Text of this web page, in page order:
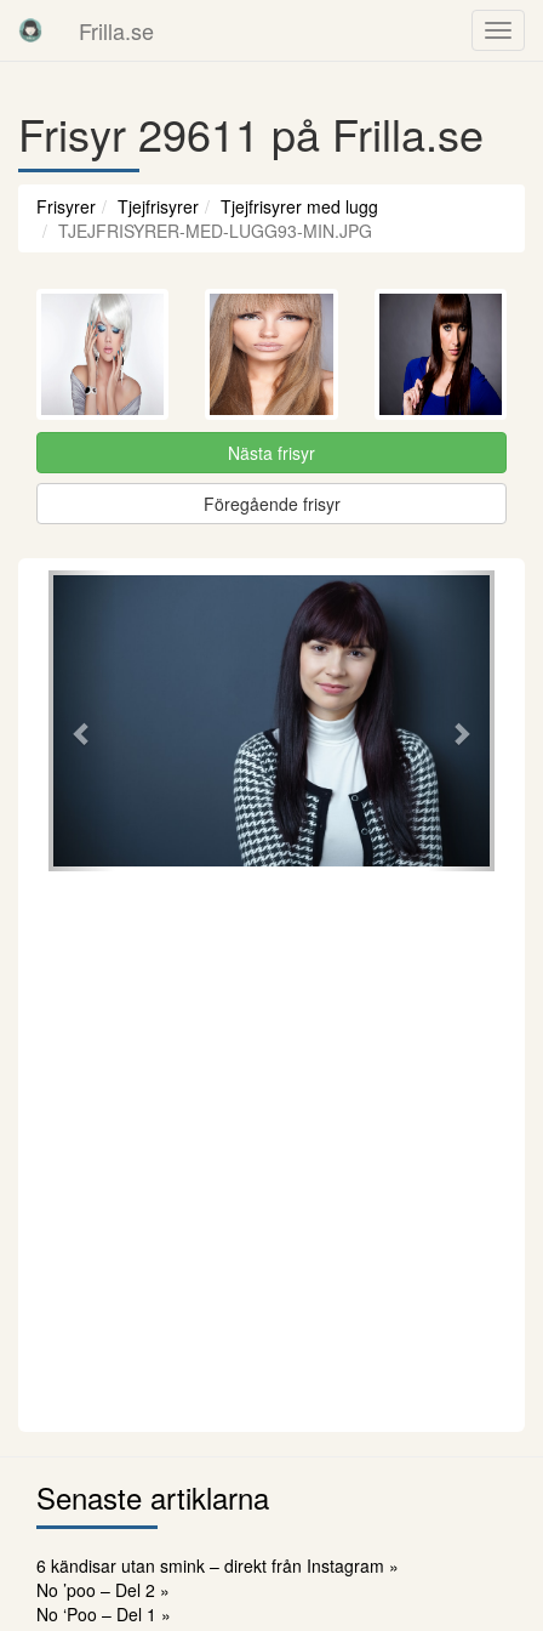
Frilla.se
Frisyr 29611 på Frilla.se
Frisyrer Tjejfrisyrer
Tjejfrisyrer med lugg
TJEJFRISYRER-MED-LUGG93-MIN.JPG
Nästa frisyr
Föregående frisyr
Föregående
Senaste artiklarna
6 kändisar utan smink – direkt från Instagram »
No ’poo – Del 2 »
No ‘Poo – Del 1 »